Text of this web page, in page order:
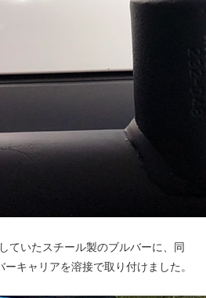
ていたスチール製のブルバーに、同
キャリアを溶接で取り付けました。